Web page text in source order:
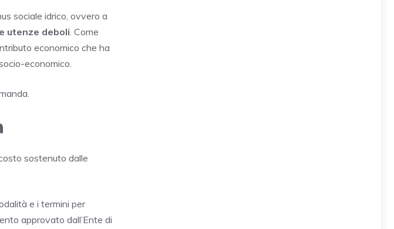
sociale idrico, ovvero a
utenze deboli. Come
economico che ha
economico.
sostenuto dalle
e i termini per
approvato dall’Ente di